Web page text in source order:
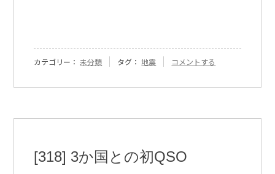
カテゴリー：未分類 タグ：地震
『[387]
憶』
コメントする
[318] 3か国との初QSO